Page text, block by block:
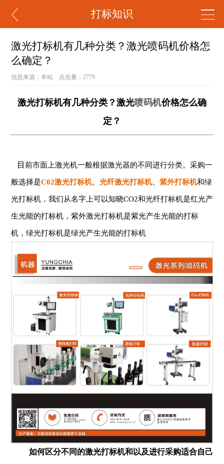
打标知识
激光打标机有几种分类？激光喷码机价格怎
么确定？
信息来源：本站 点击量： 2779
激光打标机有几种分类？激光喷码机价格怎么确
定？
目 前市面上激光机一般根据激光器的不同进行分类。采购一
般选择是C02激光打标机、 光纤激光打标机、 紫外打标机和绿
光打标机，我们从名字上可以知晓CO2和光纤打标机是红光产
生光能的打标机，紫外激光打标机是紫光产生光能的打标
机，绿光打标机是绿光产生光能的打标机
如何区分不同的激光打标机和以及进行采购适合自己